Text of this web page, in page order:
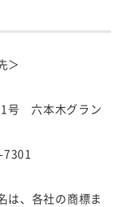
＞
1号 六本木グラン
は、各社の商標ま